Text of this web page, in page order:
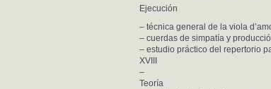
Ejecución
– técnica general de la viola
– cuerdas de simpatía y
– estudio práctico del repertorio
XVIII
–
Teoría